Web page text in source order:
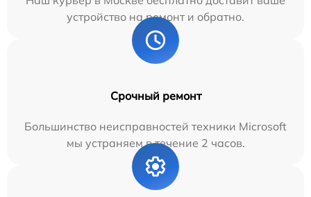
устройство на ремонт и обратно.
Срочный ремонт
Большинство неисправностей техники Microsoft
мы устраняем в течение 2 часов.